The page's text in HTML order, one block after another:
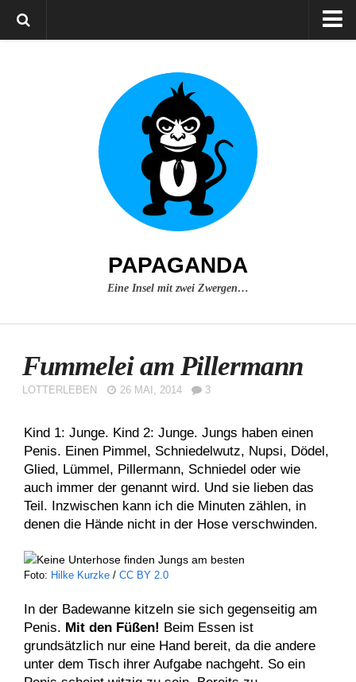
PAPAGANDA
Eine Insel mit zwei Zwergen…
Fummelei am Pillermann
LOTTERLEBEN 26 MAI, 2014 3
Kind 1: Junge. Kind 2: Junge. Jungs haben einen
Penis. Einen Pimmel, Schniedelwutz, Nupsi, Dödel,
Glied, Lümmel, Pillermann, Schniedel oder wie
auch immer der genannt wird. Und sie lieben das
Teil. Inzwischen kann ich die Minuten zählen, in
denen die Hände nicht in der Hose verschwinden.
Foto: Hilke Kurzke / CC BY 2.0
In der Badewanne kitzeln sie sich gegenseitig am
Penis. Mit den Füßen! Beim Essen ist
grundsätzlich nur eine Hand bereit, da die andere
unter dem Tisch ihrer Aufgabe nachgeht. So ein